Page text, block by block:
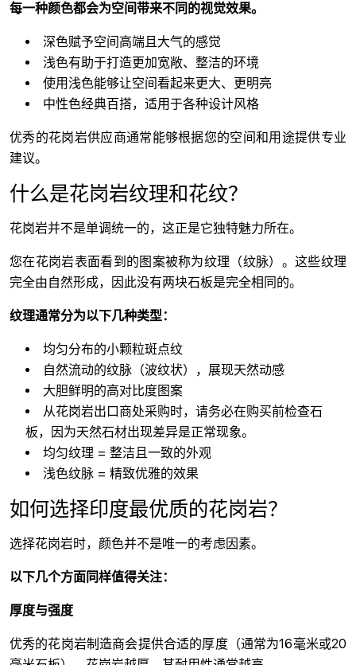
每一种颜色都会为空间带来不同的视觉效果。
深色赋予空间高端且大气的感觉
浅色有助于打造更加宽敞、整洁的环境
使用浅色能够让空间看起来更大、更明亮
中性色经典百搭，适用于各种设计风格
优秀的花岗岩供应商通常能够根据您的空间和用途提供专业
建议。
什么是花岗岩纹理和花纹？
花岗岩并不是单调统一的，这正是它独特魅力所在。
您在花岗岩表面看到的图案被称为纹理（纹脉）。这些纹理
完全由自然形成，因此没有两块石板是完全相同的。
纹理通常分为以下几种类型：
均匀分布的小颗粒斑点纹
自然流动的纹脉（波纹状），展现天然动感
大胆鲜明的高对比度图案
从花岗岩出口商处采购时，请务必在购买前检查石
板，因为天然石材出现差异是正常现象。
均匀纹理 = 整洁且一致的外观
浅色纹脉 = 精致优雅的效果
如何选择印度最优质的花岗岩？
选择花岗岩时，颜色并不是唯一的考虑因素。
以下几个方面同样值得关注：
厚度与强度
优秀的花岗岩制造商会提供合适的厚度（通常为16毫米或20